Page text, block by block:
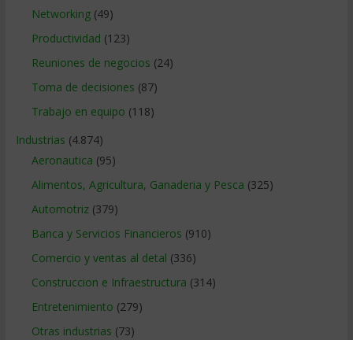
Networking(49)
Productividad (123)
Reuniones de negocios (24)
Toma de decisiones (87)
Trabajo en equipo (118)
Industrias (4.874)
Aeronautica (95)
Alimentos, Agricultura, Ganaderia y Pesca (325)
Automotriz(379)
Banca y Servicios Financieros (910)
Comercio y ventas al detal (336)
Construccion e Infraestructura (314)
Entretenimiento (279)
Otras industrias (73)